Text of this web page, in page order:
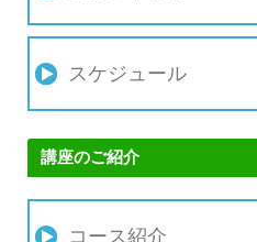
スケジュール
講座のご紹介
コース紹介